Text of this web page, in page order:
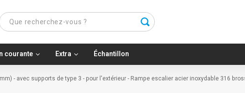
courante Extra Échantillon
- avec supports de type 3 - pour l'extérieur - Rampe escalier acier inoxydable 316